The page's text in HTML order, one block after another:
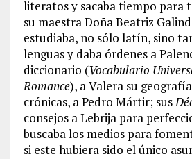
literatos y sacaba tiempo para
su maestra Doña Beatriz
estudiaba, no sólo latín, sino
lenguas y daba órdenes a
diccionario (Vocabulario
Romance), a Valera su
crónicas, a Pedro Mártir; sus
consejos a Lebrija para
buscaba los medios para
si este hubiera sido el único